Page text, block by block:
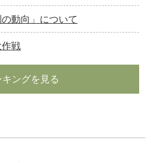
動向」について
戦
キングを見る